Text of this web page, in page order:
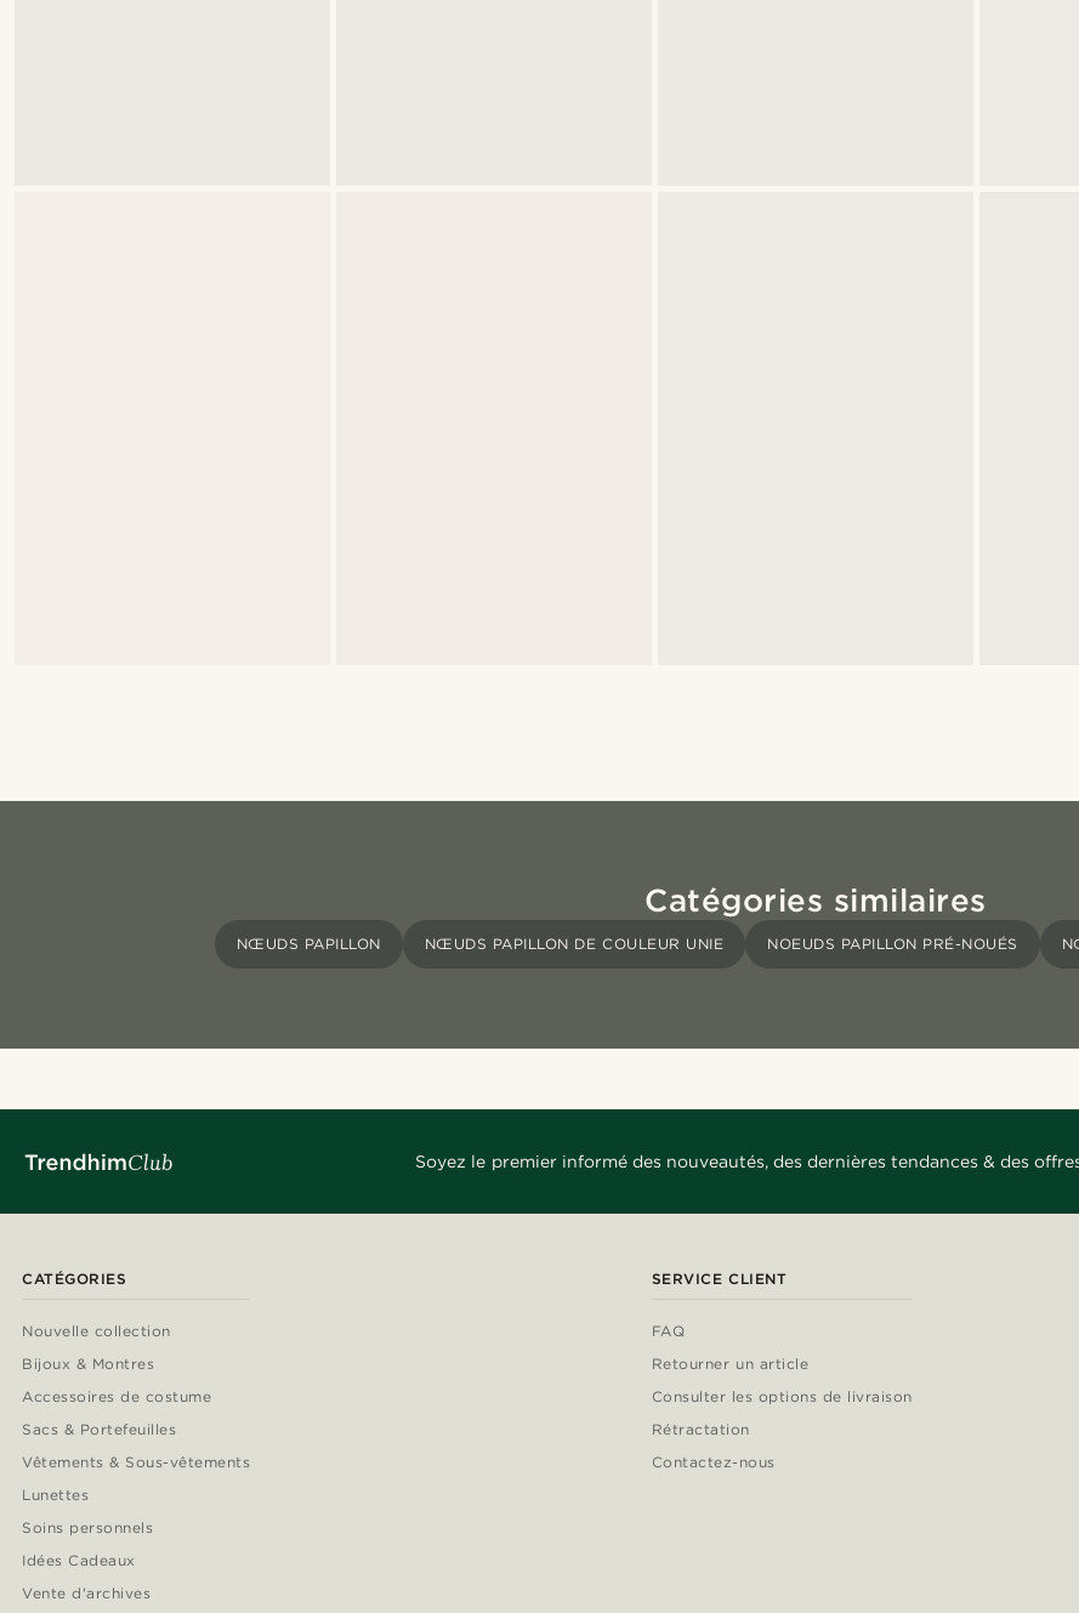
Catégories similaires
NŒUDS PAPILLON NŒUDS PAPILLON DE COULEUR UNIE NOEUDS PAPILLON PRÉ-NOUÉS
Soyez le premier informé des nouveautés, des dernières tendances & des
CATÉGORIES
Nouvelle collection
Bijoux & Montres
Accessoires de costume
Sacs & Portefeuilles
Vêtements & Sous-vêtements
Lunettes
Soins personnels
Idées Cadeaux
Vente d'archives
SERVICE CLIENT
FAQ
Retourner un article
Consulter les options de livraison
Rétractation
Contactez-nous